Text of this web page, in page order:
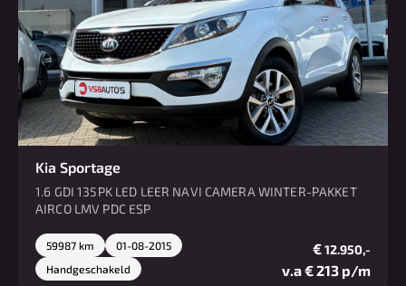
Kia Sportage
1.6 GDI 135PK LED LEER NAVI CAMERA WINTER-PAKKET
AIRCO LMV PDC ESP
59987 km
01-08-2015
Handgeschakeld
€12.950,-
v.a € 213 p/m